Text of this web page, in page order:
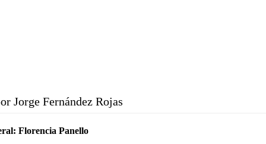
Jorge Fernández Rojas
Florencia Panello